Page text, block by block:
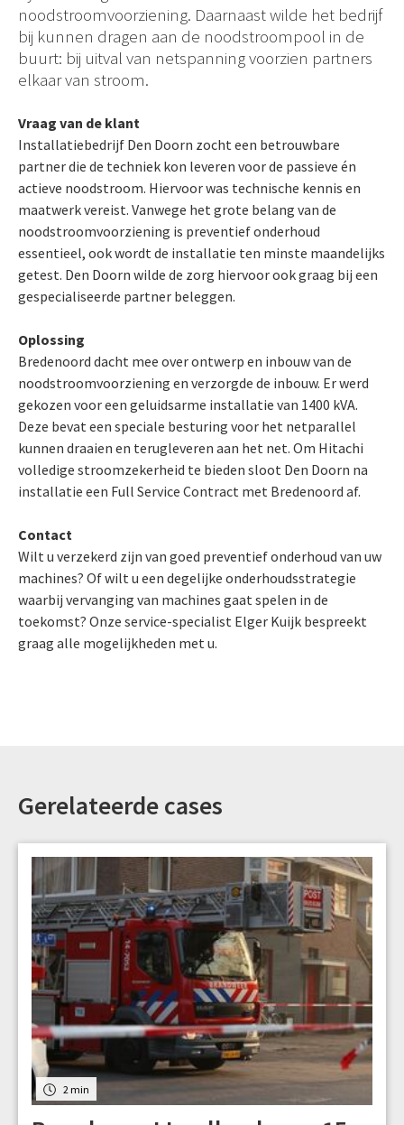
noodstroomvoorziening. Daarnaast wilde het bedrijf
bij kunnen dragen aan de noodstroompool in de
buurt: bij uitval van netspanning voorzien partners
elkaar van stroom.
Vraag van de klant
Installatiebedrijf Den Doorn zocht een betrouwbare
partner die de techniek kon leveren voor de passieve én
actieve noodstroom. Hiervoor was technische kennis en
maatwerk vereist. Vanwege het grote belang van de
noodstroomvoorziening is preventief onderhoud
essentieel, ook wordt de installatie ten minste maandelijks
getest. Den Doorn wilde de zorg hiervoor ook graag bij een
gespecialiseerde partner beleggen.
Oplossing
Bredenoord dacht mee over ontwerp en inbouw van de
noodstroomvoorziening en verzorgde de inbouw. Er werd
gekozen voor een geluidsarme installatie van 1400 kVA.
Deze bevat een speciale besturing voor het netparallel
kunnen draaien en terugleveren aan het net. Om Hitachi
volledige stroomzekerheid te bieden sloot Den Doorn na
installatie een Full Service Contract met Bredenoord af.
Contact
Wilt u verzekerd zijn van goed preventief onderhoud van uw
machines? Of wilt u een degelijke onderhoudsstrategie
waarbij vervanging van machines gaat spelen in de
toekomst? Onze service-specialist Elger Kuijk bespreekt
graag alle mogelijkheden met u.
Gerelateerde cases
2 min